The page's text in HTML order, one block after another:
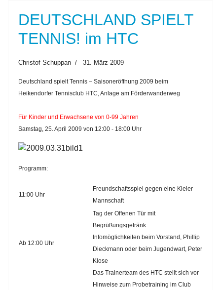
DEUTSCHLAND SPIELT
TENNIS! im HTC
Christof Schuppan 31. März 2009
Deutschland spielt Tennis – Saisoneröffnung 2009 beim
Heikendorfer Tennisclub HTC, Anlage am Förderwanderweg
Für Kinder und Erwachsene von 0-99 Jahren
Samstag, 25. April 2009 von 12:00 - 18:00 Uhr
Programm:
11:00 Uhr
Freundschaftsspiel gegen eine Kieler
Mannschaft
Ab 12:00 Uhr
Tag der Offenen Tür mit
Begrüßungsgetränk
Infomöglichkeiten beim Vorstand, Phillip
Dieckmann oder beim Jugendwart, Peter
Klose
Das Trainerteam des HTC stellt sich vor
Hinweise zum Probetraining im Club